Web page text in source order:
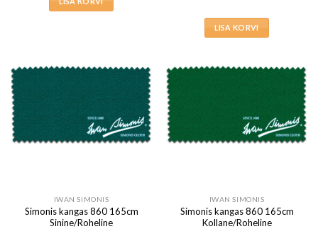
LISA KORVI
IWAN SIMONIS
Simonis kangas 860 165cm
Sinine/Roheline
IWAN SIMONIS
Simonis kangas 860 165cm
Kollane/Roheline